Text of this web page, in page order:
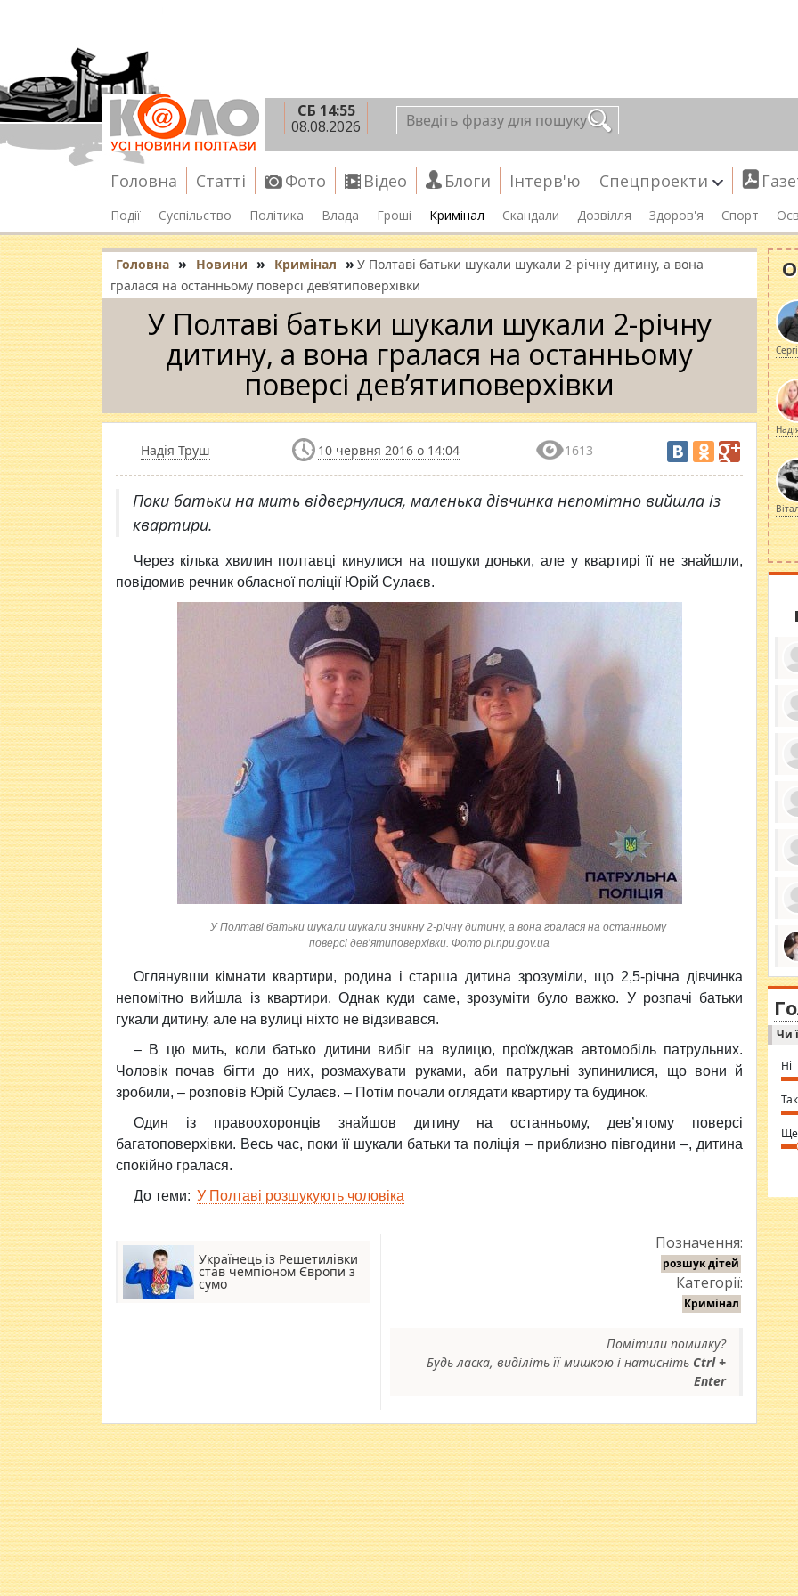
СБ 14:55
08.08.2026
Головна Статті Фото Відео Блоги Інтерв'ю Спецпроекти
Події Суспільство Політика Влада Гроші Кримінал Скандали Дозвілля Здоров'я Спорт
Головна » Новини » Кримінал » У Полтаві батьки шукали шукали 2-річну дитину, а вона
гралася на останньому поверсі дев’ятиповерхівки
У Полтаві батьки шукали шукали 2-річну
дитину, а вона гралася на останньому
поверсі дев’ятиповерхівки
Надія Труш 10 червня 2016 о 14:04 1613
Поки батьки на мить відвернулися, маленька дівчинка непомітно вийшла із
квартири.
Через кілька хвилин полтавці кинулися на пошуки доньки, але у квартирі її не знайшли,
повідомив речник обласної поліції Юрій Сулаєв.
У Полтаві батьки шукали шукали зникну 2-річну дитину, а вона гралася на останньому
поверсі дев’ятиповерхівки. Фото pl.npu.gov.ua
Оглянувши кімнати квартири, родина і старша дитина зрозуміли, що 2,5-річна дівчинка
непомітно вийшла із квартири. Однак куди саме, зрозуміти було важко. У розпачі батьки
гукали дитину, але на вулиці ніхто не відзивався.
– В цю мить, коли батько дитини вибіг на вулицю, проїжджав автомобіль патрульних.
Чоловік почав бігти до них, розмахувати руками, аби патрульні зупинилися, що вони й
зробили, – розповів Юрій Сулаєв. – Потім почали оглядати квартиру та будинок.
Один із правоохоронців знайшов дитину на останньому, дев’ятому поверсі
багатоповерхівки. Весь час, поки її шукали батьки та поліція – приблизно півгодини –, дитина
спокійно гралася.
До теми: У Полтаві розшукують чоловіка
Українець із Решетилівки
став чемпіоном Європи з
сумо
Позначення:
розшук дітей
Категорії:
Кримінал
Помітили помилку?
Будь ласка, виділіть її мишкою і натисніть Ctrl +
Enter
за
ми
in
⇒
Чи
Ні
Так
Ще